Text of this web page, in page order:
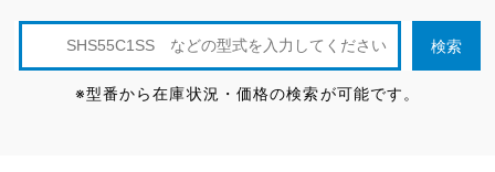
※型番から在庫状況・価格の検索が可能です。